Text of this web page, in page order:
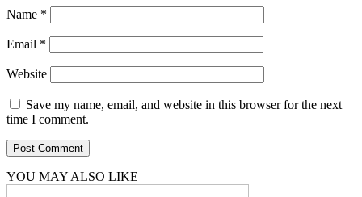
Name *
Email *
Website
Save my name, email, and website in this browser for the next
time I comment.
YOU MAY ALSO LIKE